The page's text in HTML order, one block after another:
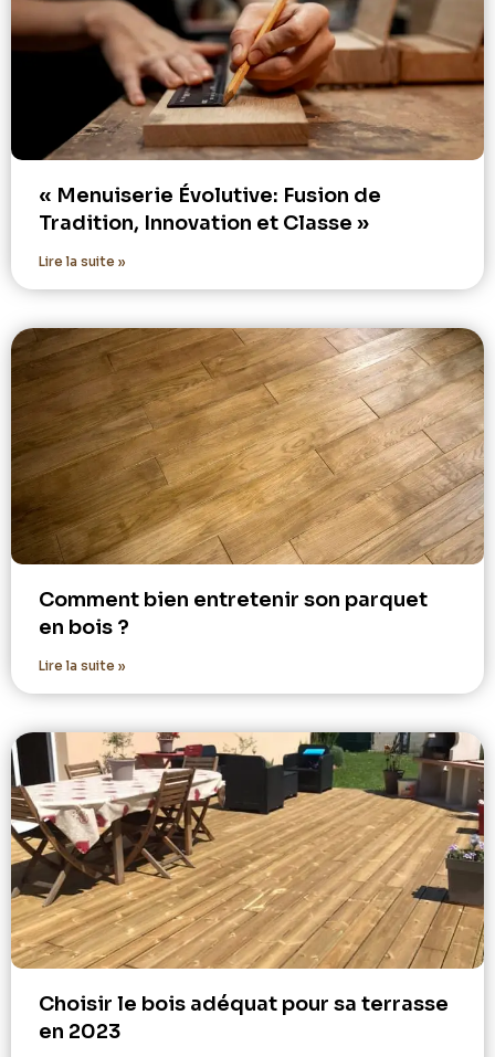
« Menuiserie Évolutive: Fusion de
Tradition, Innovation et Classe »
Lire la suite »
Comment bien entretenir son parquet
en bois ?
Lire la suite »
Choisir le bois adéquat pour sa terrasse
en 2023